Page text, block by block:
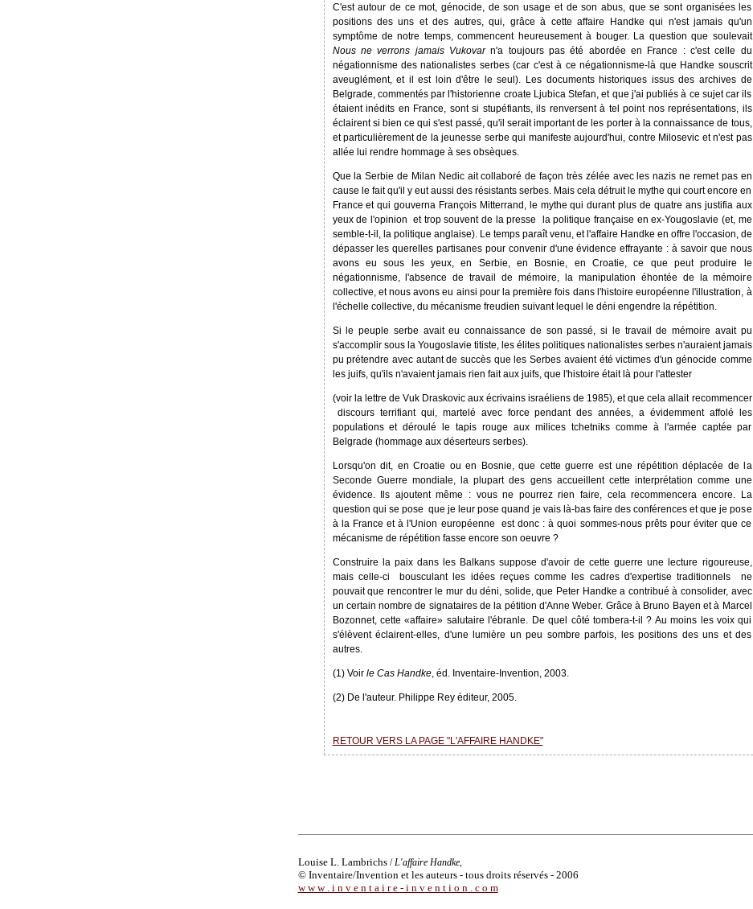
C'est autour de ce mot, génocide, de son usage et de son abus, que se sont organisées les
positions des uns et des autres, qui, grâce à cette affaire Handke qui n'est jamais qu'un
symptôme de notre temps, commencent heureusement à bouger. La question que soulevait
Nous ne verrons jamais Vukovarn'a toujours pas été abordée en France : c'est celle du
négationnisme des nationalistes serbes (car c'est à ce négationnisme-là que Handke souscrit
aveuglément, et il est loin d'être le seul). Les documents historiques issus des archives de
Belgrade, commentés par l'historienne croate Ljubica Stefan, et que j'ai publiés à ce sujet car ils
étaient inédits en France, sont si stupéfiants, ils renversent à tel point nos représentations, ils
éclairent si bien ce qui s'est passé, qu'il serait important de les porter à la connaissance de tous,
et particulièrement de la jeunesse serbe qui manifeste aujourd'hui, contre Milosevic et n'est pas
allée lui rendre hommage à ses obsèques.
Que la Serbie de Milan Nedic ait collaboré de façon très zélée avec les nazis ne remet pas en
cause le fait qu'il y eut aussi des résistants serbes. Mais cela détruit le mythe qui court encore en
France et qui gouverna François Mitterrand, le mythe qui durant plus de quatre ans justifia aux
yeux de l'opinion ­ et trop souvent de la presse ­ la politique française en ex-Yougoslavie (et, me
semble-t-il, la politique anglaise). Le temps paraît venu, et l'affaire Handke en offre l'occasion, de
dépasser les querelles partisanes pour convenir d'une évidence effrayante : à savoir que nous
avons eu sous les yeux, en Serbie, en Bosnie, en Croatie, ce que peut produire le
négationnisme, l'absence de travail de mémoire, la manipulation éhontée de la mémoire
collective, et nous avons eu ainsi pour la première fois dans l'histoire européenne l'illustration, à
l'échelle collective, du mécanisme freudien suivant lequel le déni engendre la répétition.
Si le peuple serbe avait eu connaissance de son passé, si le travail de mémoire avait pu
s'accomplir sous la Yougoslavie titiste, les élites politiques nationalistes serbes n'auraient jamais
pu prétendre avec autant de succès que les Serbes avaient été victimes d'un génocide comme
les juifs, qu'ils n'avaient jamais rien fait aux juifs, que l'histoire était là pour l'attester
(voir la lettre de Vuk Draskovic aux écrivains israéliens de 1985), et que cela allait recommencer
­ discours terrifiant qui, martelé avec force pendant des années, a évidemment affolé les
populations et déroulé le tapis rouge aux milices tchetniks comme à l'armée captée par
Belgrade (hommage aux déserteurs serbes).
Lorsqu'on dit, en Croatie ou en Bosnie, que cette guerre est une répétition déplacée de la
Seconde Guerre mondiale, la plupart des gens accueillent cette interprétation comme une
évidence. Ils ajoutent même : vous ne pourrez rien faire, cela recommencera encore. La
question qui se pose ­ que je leur pose quand je vais là-bas faire des conférences et que je pose
à la France et à l'Union européenne ­ est donc : à quoi sommes-nous prêts pour éviter que ce
mécanisme de répétition fasse encore son oeuvre ?
Construire la paix dans les Balkans suppose d'avoir de cette guerre une lecture rigoureuse,
mais celle-ci ­ bousculant les idées reçues comme les cadres d'expertise traditionnels ­ ne
pouvait que rencontrer le mur du déni, solide, que Peter Handke a contribué à consolider, avec
un certain nombre de signataires de la pétition d'Anne Weber. Grâce à Bruno Bayen et à Marcel
Bozonnet, cette «affaire» salutaire l'ébranle. De quel côté tombera-t-il ? Au moins les voix qui
s'élèvent éclairent-elles, d'une lumière un peu sombre parfois, les positions des uns et des
autres.
(1) Voir le Cas Handke, éd. Inventaire-Invention, 2003.
(2) De l'auteur. Philippe Rey éditeur, 2005.
RETOUR VERS LA PAGE "L'AFFAIRE HANDKE"
Louise L. Lambrichs /L'affaire Handke,
© Inventaire/Invention et les auteurs - tous droits réservés - 2006
w w w . i n v e n t a i r e - i n v e n t i o n . c o m